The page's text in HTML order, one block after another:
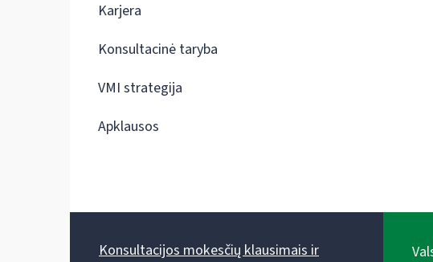
Karjera
Konsultacinė taryba
VMI strategija
Apklausos
Konsultacijos mokesčių klausimais ir